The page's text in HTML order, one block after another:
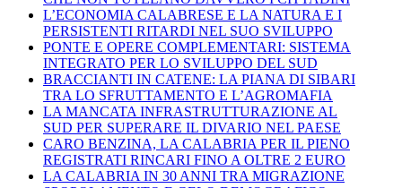
L’ECONOMIA CALABRESE E LA NATURA E I
PERSISTENTI RITARDI NEL SUO SVILUPPO
PONTE E OPERE COMPLEMENTARI: SISTEMA
INTEGRATO PER LO SVILUPPO DEL SUD
BRACCIANTI IN CATENE: LA PIANA DI SIBARI
TRA LO SFRUTTAMENTO E L’AGROMAFIA
LA MANCATA INFRASTRUTTURAZIONE AL
SUD PER SUPERARE IL DIVARIO NEL PAESE
CARO BENZINA, LA CALABRIA PER IL PIENO
REGISTRATI RINCARI FINO A OLTRE 2 EURO
LA CALABRIA IN 30 ANNI TRA MIGRAZIONE